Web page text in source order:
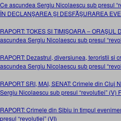
Ce ascundea Sergiu Nicolaescu sub presul
ÎN DECLANŞAREA ŞI DESFĂŞURAREA
RAPORT: TOKES SI TIMIŞOARA –
ascundea Sergiu Nicolaescu sub presul
RAPORT: Dezastrul, diversiunea, teroristii si
ascundea Sergiu Nicolaescu sub presul
RAPORT SRI, MAI, SENAT: Crimele din
Sergiu Nicolaescu sub presul “revolutiei” (V)
RAPORT: Crimele din Sibiu in timpul
presul “revolutiei” (VI)